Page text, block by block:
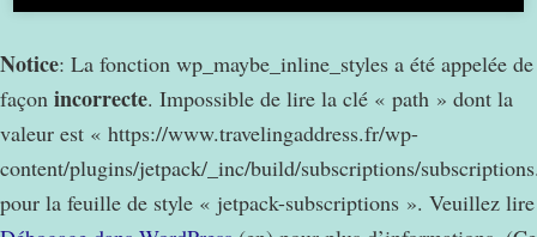
Notice: La fonction wp_maybe_inline_styles a été appelée de
façon incorrecte. Impossible de lire la clé « path » dont la
valeur est « https://www.travelingaddress.fr/wp-
content/plugins/jetpack/_inc/build/subscriptions/
pour la feuille de style « jetpack-subscriptions ». Veuillez lire